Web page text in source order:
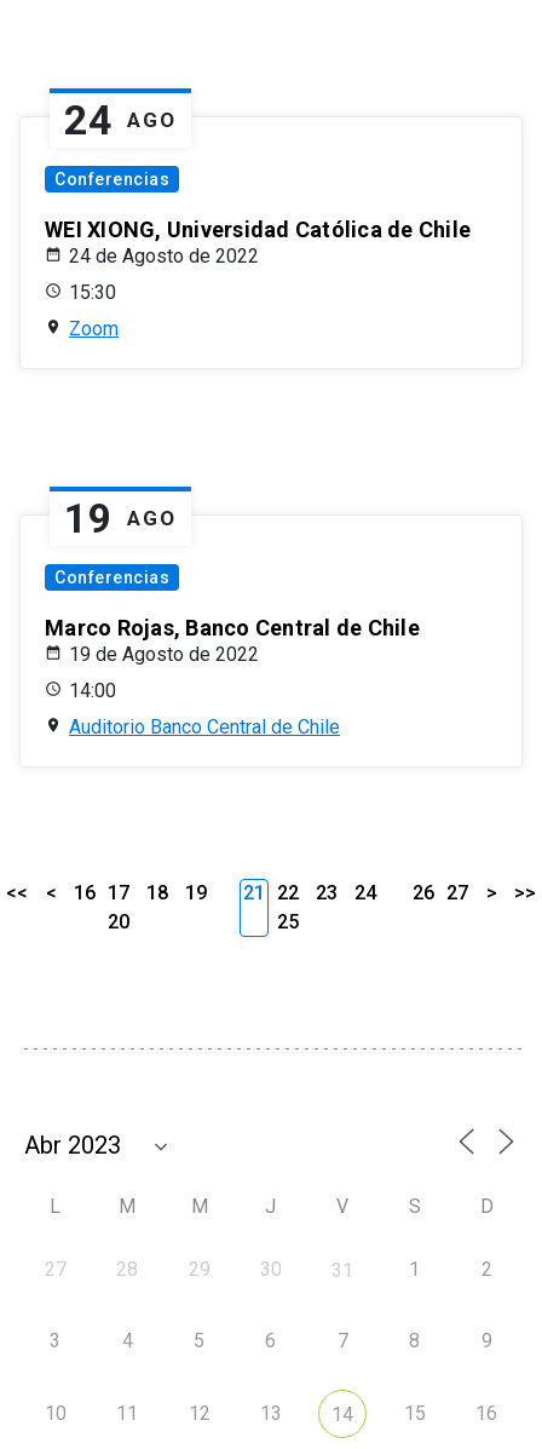
24 AGO
Conferencias
WEI XIONG, Universidad Católica de Chile
24 de Agosto de 2022
15:30
Zoom
19 AGO
Conferencias
Marco Rojas, Banco Central de Chile
19 de Agosto de 2022
14:00
Auditorio Banco Central de Chile
<< < 16 17 18
19
20
21 22 23
24
25
26 27 > >>
L M M J V S D
27 28 29 30 31 1 2
3 4 5 6 7 8 9
10 11 12 13 14 15 16